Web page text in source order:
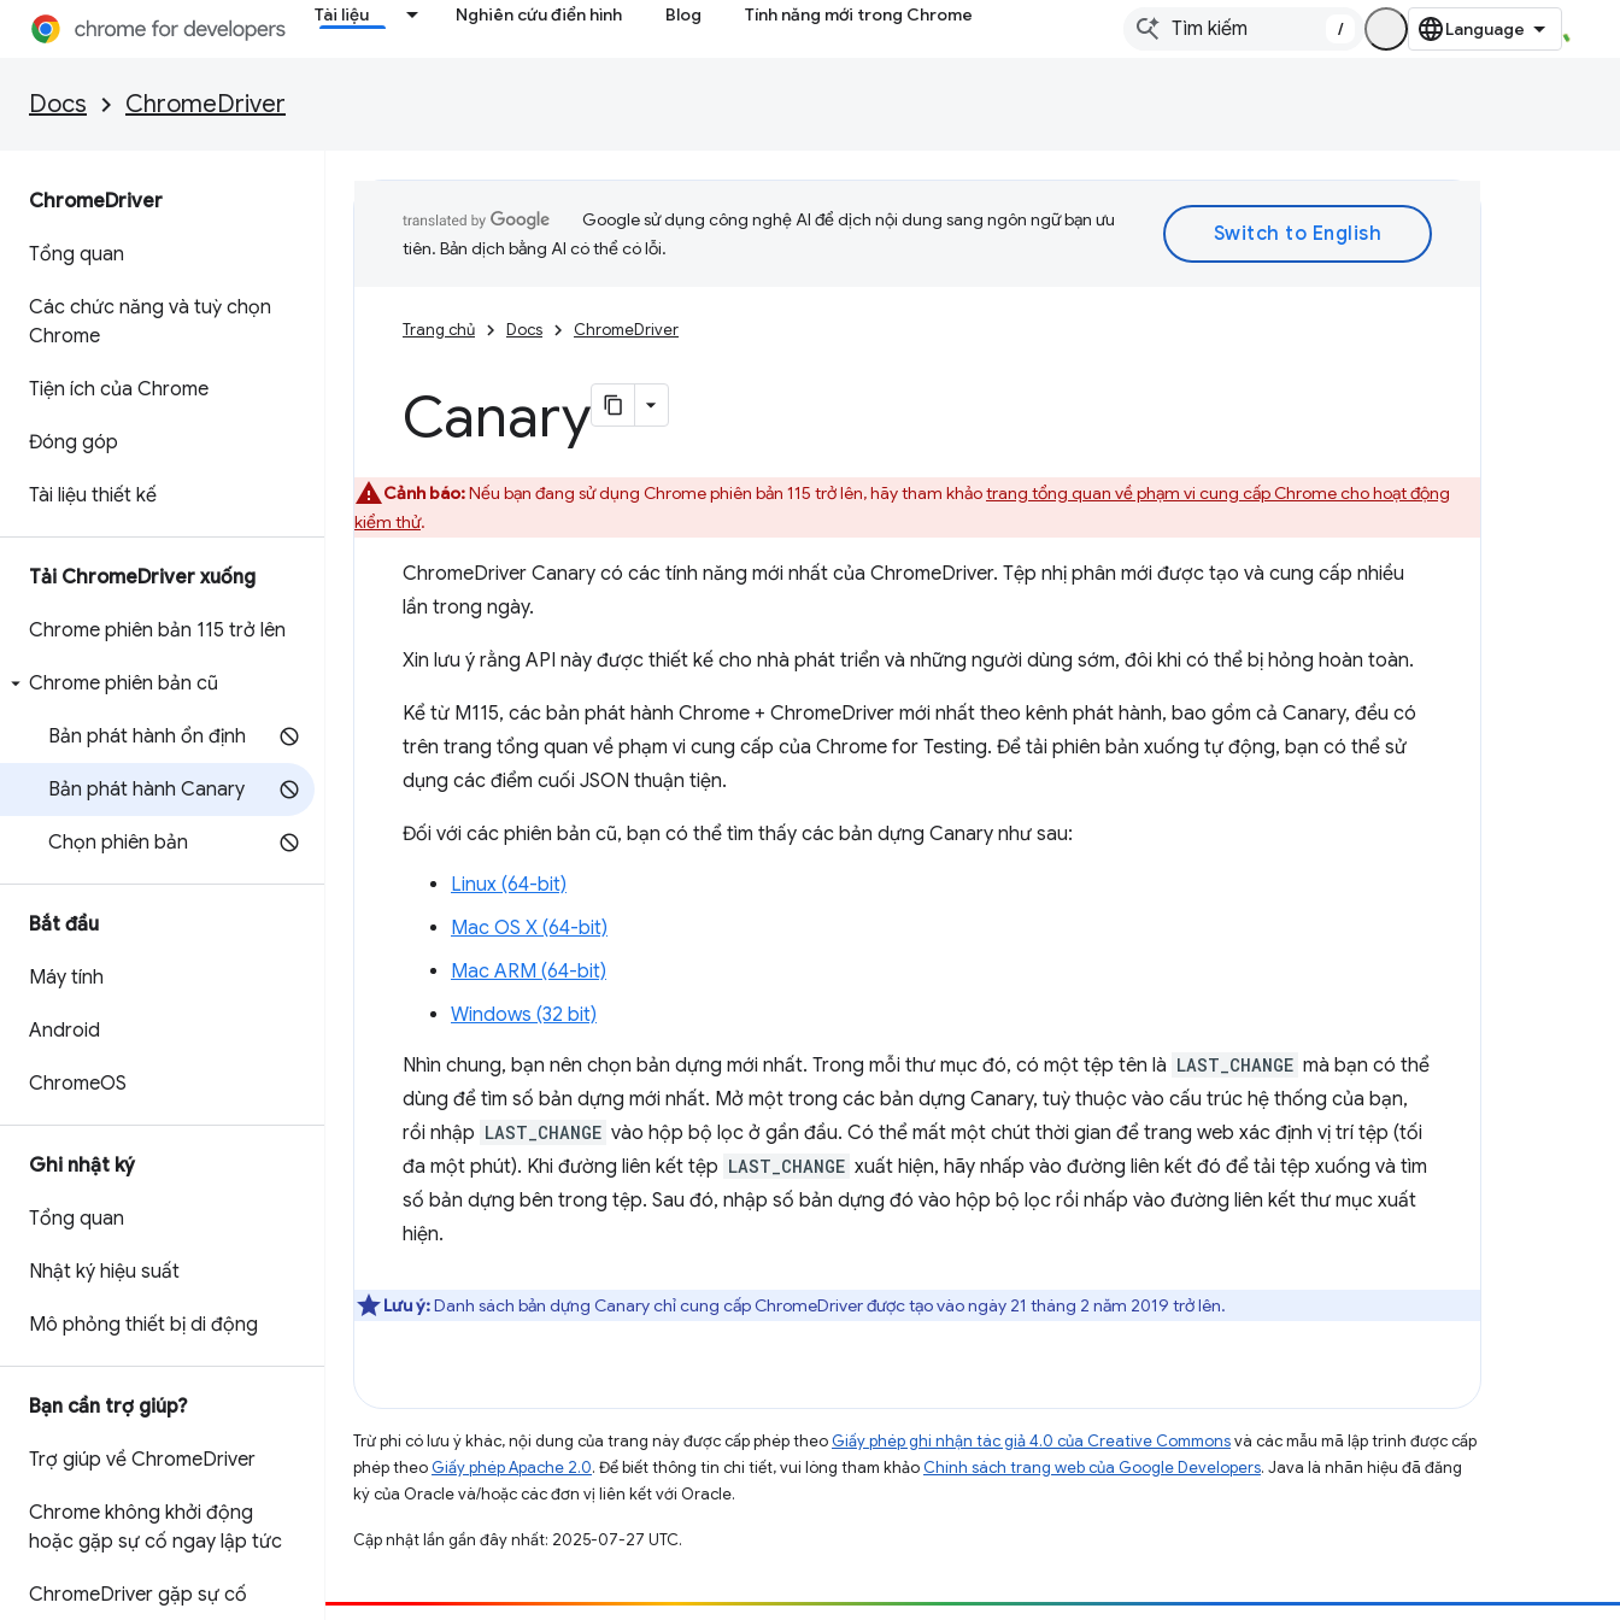
Tài liệu Nghiên cứu điển hình Blog Tính năng mới trong Chrome
/
Docs ChromeDriver
ChromeDriver
Tổng quan
Các chức năng và tuỳ chọn
Chrome
Tiện ích của Chrome
Đóng góp
Tài liệu thiết kế
Tải ChromeDriver xuống
Chrome phiên bản 115 trở lên
Chrome phiên bản cũ
Bản phát hành ổn định
Bản phát hành Canary
Chọn phiên bản
Bắt đầu
Máy tính
Android
ChromeOS
Ghi nhật ký
Tổng quan
Nhật ký hiệu suất
Mô phỏng thiết bị di động
Bạn cần trợ giúp?
Trợ giúp về ChromeDriver
Chrome không khởi động
hoặc gặp sự cố ngay lập tức
ChromeDriver gặp sự cố
Google sử dụng công nghệ AI để dịch nội dung sang ngôn ngữ bạn ưu
tiên. Bản dịch bằng AI có thể có lỗi.
Trang chủ Docs ChromeDriver
Canary
Cảnh báo:Nếu bạn đang sử dụng Chrome phiên bản 115 trở lên, hãy tham khảotrang tổng quan về phạm vi cung cấp Chrome cho hoạt động
kiểm thử.
ChromeDriver Canary có các tính năng mới nhất của ChromeDriver. Tệp nhị phân mới được tạo và cung cấp nhiều
lần trong ngày.
Xin lưu ý rằng API này được thiết kế cho nhà phát triển và những người dùng sớm, đôi khi có thể bị hỏng hoàn toàn.
Kể từ M115, các bản phát hành Chrome + ChromeDriver mới nhất theo kênh phát hành, bao gồm cả Canary, đều có
trên trang tổng quan về phạm vi cung cấp của Chrome for Testing. Để tải phiên bản xuống tự động, bạn có thể sử
dụng các điểm cuối JSON thuận tiện.
Đối với các phiên bản cũ, bạn có thể tìm thấy các bản dựng Canary như sau:
Linux (64-bit)
Mac OS X (64-bit)
Mac ARM (64-bit)
Windows (32 bit)
Nhìn chung, bạn nên chọn bản dựng mới nhất. Trong mỗi thư mục đó, có một tệp tên là LAST_CHANGE mà bạn có thể
dùng để tìm số bản dựng mới nhất. Mở một trong các bản dựng Canary, tuỳ thuộc vào cấu trúc hệ thống của bạn,
rồi nhập LAST_CHANGE vào hộp bộ lọc ở gần đầu. Có thể mất một chút thời gian để trang web xác định vị trí tệp (tối
đa một phút). Khi đường liên kết tệp LAST_CHANGE xuất hiện, hãy nhấp vào đường liên kết đó để tải tệp xuống và tìm
số bản dựng bên trong tệp. Sau đó, nhập số bản dựng đó vào hộp bộ lọc rồi nhấp vào đường liên kết thư mục xuất
hiện.
Lưu ý:Danh sách bản dựng Canary chỉ cung cấp ChromeDriver được tạo vào ngày 21 tháng 2 năm 2019 trở lên.
Trừ phi có lưu ý khác, nội dung của trang này được cấp phép theo Giấy phép ghi nhận tác giả 4.0 của Creative Commonsvà các mẫu mã lập trình được cấp
phép theo Giấy phép Apache 2.0. Để biết thông tin chi tiết, vui lòng tham khảo Chính sách trang web của Google Developers. Java là nhãn hiệu đã đăng
ký của Oracle và/hoặc các đơn vị liên kết với Oracle.
Cập nhật lần gần đây nhất: 2025-07-27 UTC.